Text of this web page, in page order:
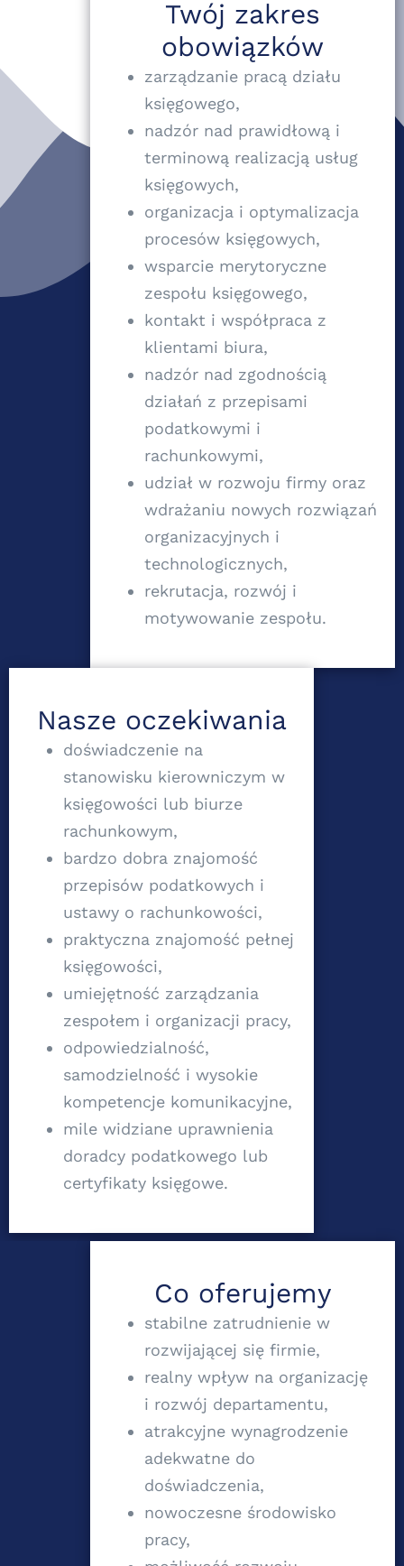
Twój zakres
obowiązków
zarządzanie pracą działu
księgowego,
nadzór nad prawidłową i
terminową realizacją usług
księgowych,
organizacja i optymalizacja
procesów księgowych,
wsparcie merytoryczne
zespołu księgowego,
kontakt i współpraca z
klientami biura,
nadzór nad zgodnością
działań z przepisami
podatkowymi i
rachunkowymi,
udział w rozwoju firmy oraz
wdrażaniu nowych rozwiązań
organizacyjnych i
technologicznych,
rekrutacja, rozwój i
motywowanie zespołu.
Nasze oczekiwania
doświadczenie na
stanowisku kierowniczym w
księgowości lub biurze
rachunkowym,
bardzo dobra znajomość
przepisów podatkowych i
ustawy o rachunkowości,
praktyczna znajomość pełnej
księgowości,
umiejętność zarządzania
zespołem i organizacji pracy,
odpowiedzialność,
samodzielność i wysokie
kompetencje komunikacyjne,
mile widziane uprawnienia
doradcy podatkowego lub
certyfikaty księgowe.
Co oferujemy
stabilne zatrudnienie w
rozwijającej się firmie,
realny wpływ na organizację
i rozwój departamentu,
atrakcyjne wynagrodzenie
adekwatne do
doświadczenia,
nowoczesne środowisko
pracy,